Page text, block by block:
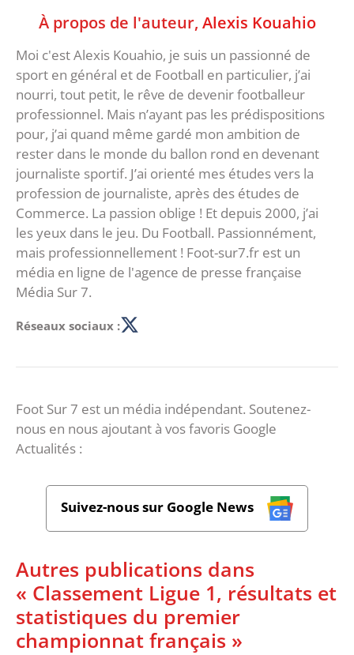
À propos de l'auteur, Alexis Kouahio
Moi c'est Alexis Kouahio, je suis un passionné de
sport en général et de Football en particulier, j’ai
nourri, tout petit, le rêve de devenir footballeur
professionnel. Mais n’ayant pas les prédispositions
pour, j’ai quand même gardé mon ambition de
rester dans le monde du ballon rond en devenant
journaliste sportif. J’ai orienté mes études vers la
profession de journaliste, après des études de
Commerce. La passion oblige ! Et depuis 2000, j’ai
les yeux dans le jeu. Du Football. Passionnément,
mais professionnellement ! Foot-sur7.fr est un
média en ligne de l'agence de presse française
Média Sur 7.
Réseaux sociaux :
Foot Sur 7 est un média indépendant. Soutenez-
nous en nous ajoutant à vos favoris Google
Actualités :
Suivez-nous sur Google News
Autres publications dans
« Classement Ligue 1, résultats et
statistiques du premier
championnat français »